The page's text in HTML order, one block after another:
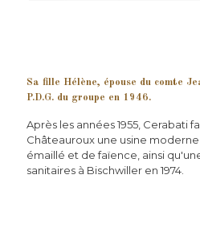
Sa fille Hélène, épouse du comte
P.D.G. du groupe en 1946.
Après les années 1955, Cerabati
Châteauroux une usine
émaillé et de faïence, ainsi
sanitaires à Bischwiller en 1974.